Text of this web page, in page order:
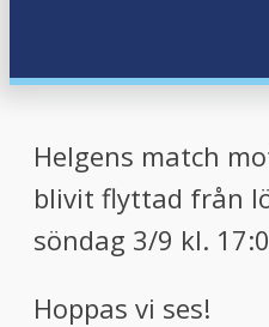
Helgens match
blivit flyttad från
söndag 3/9 kl.
Hoppas vi ses!